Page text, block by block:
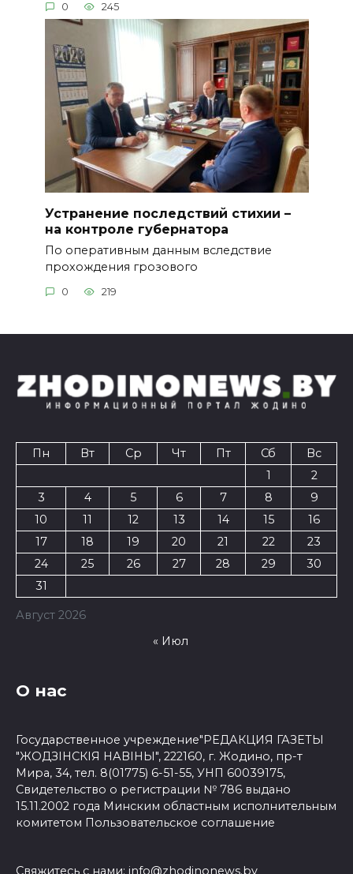
0 245
Устранение последствий стихии –
на контроле губернатора
По оперативным данным вследствие
прохождения грозового
0 219
Август 2026
Пн Вт Ср Чт Пт Сб
Вс
1
2
3
4 5 6 7 8
9
10
11 12 13 14 15
16
17
18 19 20 21 22
23
24
25 26 27 28 29
30
31
« Июл
О нас
Государственное учреждение"РЕДАКЦИЯ ГАЗЕТЫ
"ЖОДЗІНСКІЯ НАВІНЫ", 222160, г. Жодино, пр-т
Мира, 34, тел. 8(01775) 6-51-55, УНП 60039175,
Свидетельство о регистрации № 786 выдано
15.11.2002 года Минским областным исполнительным
комитетом Пользовательское соглашение
Свяжитесь с нами: info@zhodinonews.by